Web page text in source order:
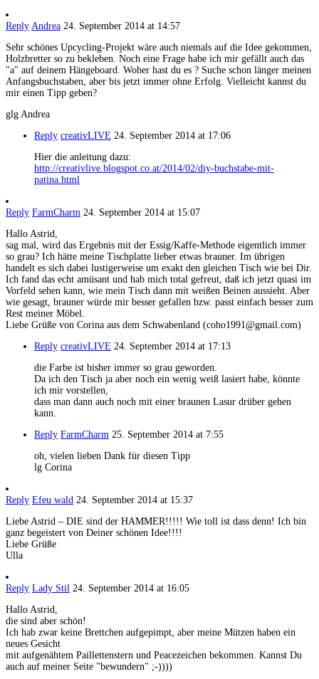
Reply Andrea 24. September 2014 at 14:57
Sehr schönes Upcycling-Projekt wäre auch niemals auf die Idee gekommen,
Holzbretter so zu bekleben. Noch eine Frage habe ich mir gefällt auch das
"a" auf deinem Hängeboard. Woher hast du es ? Suche schon länger meinen
Anfangsbuchstaben, aber bis jetzt immer ohne Erfolg. Vielleicht kannst du
mir einen Tipp geben?
glg Andrea
Reply creativLIVE 24. September 2014 at 17:06
Hier die anleitung dazu:
http://creativlive.blogspot.co.at/2014/02/diy-buchstabe-mit-
patina.html
Reply FarmCharm 24. September 2014 at 15:07
Hallo Astrid,
sag mal, wird das Ergebnis mit der Essig/Kaffe-Methode eigentlich immer
so grau? Ich hätte meine Tischplatte lieber etwas brauner. Im übrigen
handelt es sich dabei lustigerweise um exakt den gleichen Tisch wie bei Dir.
Ich fand das echt amüsant und hab mich total gefreut, daß ich jetzt quasi im
Vorfeld sehen kann, wie mein Tisch dann mit weißen Beinen aussieht. Aber
wie gesagt, brauner würde mir besser gefallen bzw. passt einfach besser zum
Rest meiner Möbel.
Liebe Grüße von Corina aus dem Schwabenland (coho1991@gmail.com)
Reply creativLIVE 24. September 2014 at 17:13
die Farbe ist bisher immer so grau geworden.
Da ich den Tisch ja aber noch ein wenig weiß lasiert habe, könnte
ich mir vorstellen,
dass man dann auch noch mit einer braunen Lasur drüber gehen
kann.
Reply FarmCharm 25. September 2014 at 7:55
oh, vielen lieben Dank für diesen Tipp
lg Corina
Reply Efeu wald 24. September 2014 at 15:37
Liebe Astrid – DIE sind der HAMMER!!!!! Wie toll ist dass denn! Ich bin
ganz begeistert von Deiner schönen Idee!!!!
Liebe Grüße
Ulla
Reply Lady Stil 24. September 2014 at 16:05
Hallo Astrid,
die sind aber schön!
Ich hab zwar keine Brettchen aufgepimpt, aber meine Mützen haben ein
neues Gesicht
mit aufgenähtem Paillettenstern und Peacezeichen bekommen. Kannst Du
auch auf meiner Seite "bewundern" ;-))))